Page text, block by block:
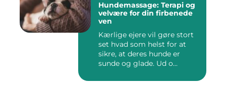
Hundemassage: Terapi og
velvære for din firbenede
ven
Kærlige ejere vil gøre stort
set hvad som helst for at
sikre, at deres hunde er
sunde og glade. Ud o...